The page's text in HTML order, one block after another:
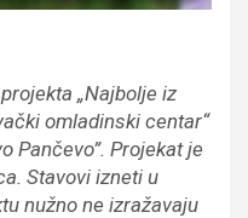
„Najbolje iz
omladinski centar“
Pančevo”. Projekat je
Stavovi izneti u
nužno ne izražavaju